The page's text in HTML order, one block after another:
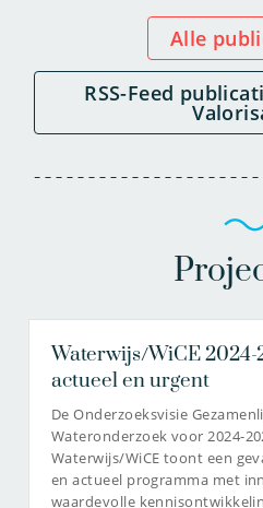
Alle
RSS-Feed publicaties Innovatie &
Waterwijs/WiCE 2024-
actueel en urgent
De Onderzoeksvisie
Wateronderzoek voor 2024-
Waterwijs/WiCE toont een
en actueel programma met
waardevolle